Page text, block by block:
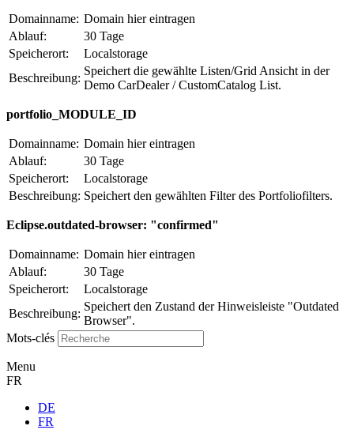
Domainname: Domain hier eintragen
Ablauf:
30 Tage
Speicherort:
Localstorage
Beschreibung:
Speichert die gewählte Listen/Grid Ansicht in der
Demo CarDealer / CustomCatalog List.
portfolio_MODULE_ID
Domainname: Domain hier eintragen
Ablauf:
30 Tage
Speicherort:
Localstorage
Beschreibung: Speichert den gewählten Filter des Portfoliofilters.
Eclipse.outdated-browser: "confirmed"
Domainname: Domain hier eintragen
Ablauf:
30 Tage
Speicherort:
Localstorage
Beschreibung:
Speichert den Zustand der Hinweisleiste "Outdated
Browser".
Mots-clés
Menu
FR
DE
FR